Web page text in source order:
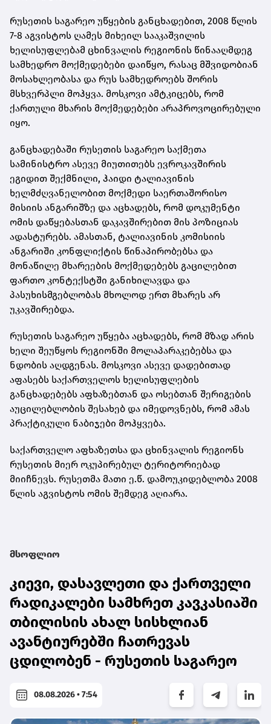
რუსეთის საგარეო უწყების განცხადებით, 2008 წლის
7-8 აგვისტოს ღამეს მიხეილ სააკაშვილის
ხელისუფლებამ ცხინვალის რეგიონის წინააღმდეგ
სამხედრო მოქმედებები დაიწყო, რასაც მშვიდობიან
მოსახლეობასა და რუს სამხედროებს შორის
მსხვერპლი მოჰყვა. მოსკოვი ამტკიცებს, რომ
ქართული მხარის მოქმედებები არაპროვოცირებული
იყო.
განცხადებაში რუსეთის საგარეო საქმეთა
სამინისტრო ასევე მიუთითებს ევროკავშირის
ეგიდით შექმნილი, ჰაიდი ტალიავინის
ხელმძღვანელობით მოქმედი საერთაშორისო
მისიის ანგარიშზე და აცხადებს, რომ დოკუმენტი
ომის დაწყებასთან დაკავშირებით მის პოზიციას
ადასტურებს. ამასთან, ტალიავინის კომისიის
ანგარიში კონფლიქტის წინაპირობებსა და
მონაწილე მხარეების მოქმედებებს გაცილებით
ფართო კონტექსტში განიხილავდა და
პასუხისმგებლობას მხოლოდ ერთ მხარეს არ
უკავშირებდა.
რუსეთის საგარეო უწყება აცხადებს, რომ მზად არის
ხელი შეუწყოს რეგიონში მოლაპარაკებებსა და
ნდობის აღდგენას. მოსკოვი ასევე დადებითად
აფასებს საქართველოს ხელისუფლების
განცხადებებს აფხაზებთან და ოსებთან შერიგების
აუცილებლობის შესახებ და იმედოვნებს, რომ ამას
პრაქტიკული ნაბიჯები მოჰყვება.
საქართველო აფხაზეთსა და ცხინვალის რეგიონს
რუსეთის მიერ ოკუპირებულ ტერიტორიებად
მიიჩნევს. რუსეთმა მათი ე.წ. დამოუკიდებლობა 2008
წლის აგვისტოს ომის შემდეგ აღიარა.
მსოფლიო
კიევი, დასავლეთი და ქართველი
რადიკალები სამხრეთ კავკასიაში
თბილისის ახალ სისხლიან
ავანტიურებში ჩათრევას
ცდილობენ - რუსეთის საგარეო
08.08.2026 • 7:54